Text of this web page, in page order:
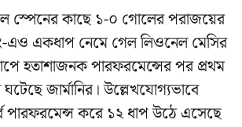
স্পেনের কাছে ১-০ গোলের পরাজয়ের
এও একধাপ নেমে গেল লিওনেল মেসির
হতাশাজনক পারফরমেন্সের পর প্রথম
জার্মানির। উল্লেখযোগ্যভাবে
পারফরমেন্স করে ১২ ধাপ উঠে এসেছে